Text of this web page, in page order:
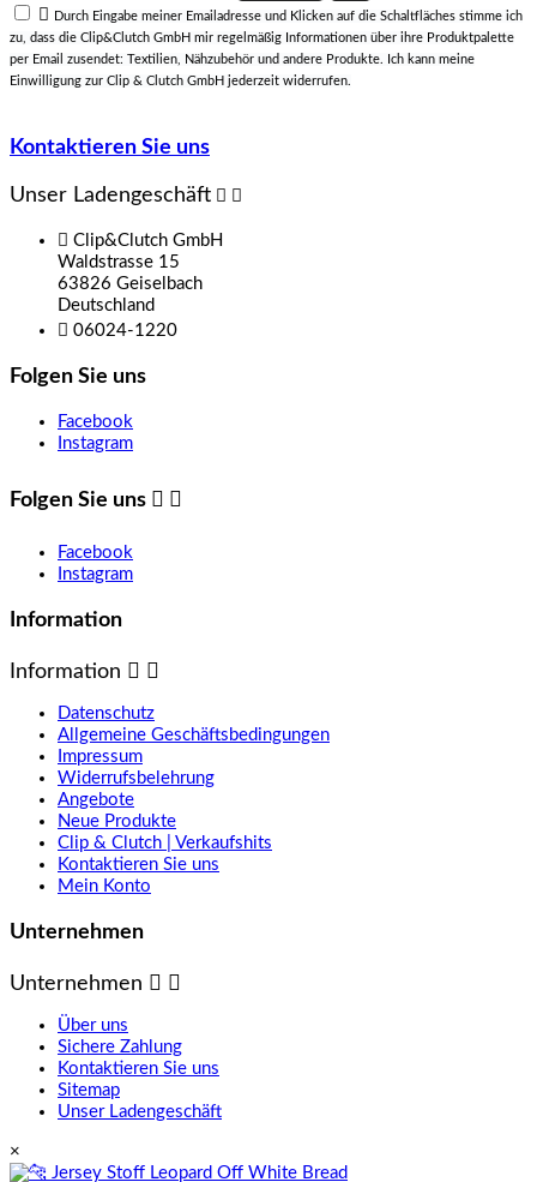

Durch Eingabe meiner Emailadresse und Klicken auf die Schaltfläches stimme ich
zu, dass die Clip&Clutch GmbH mir regelmäßig Informationen über ihre Produktpalette
per Email zusendet: Textilien, Nähzubehör und andere Produkte. Ich kann meine
Einwilligung zur Clip & Clutch GmbH jederzeit widerrufen.
Kontaktieren Sie uns
Unser Ladengeschäft  
 Clip&Clutch GmbH
Waldstrasse 15
63826 Geiselbach
Deutschland
 06024-1220
Folgen Sie uns
Facebook
Instagram
Folgen Sie uns  
Facebook
Instagram
Information
Information  
Datenschutz
Allgemeine Geschäftsbedingungen
Impressum
Widerrufsbelehrung
Angebote
Neue Produkte
Clip & Clutch | Verkaufshits
Kontaktieren Sie uns
Mein Konto
Unternehmen
Unternehmen  
Über uns
Sichere Zahlung
Kontaktieren Sie uns
Sitemap
Unser Ladengeschäft
×